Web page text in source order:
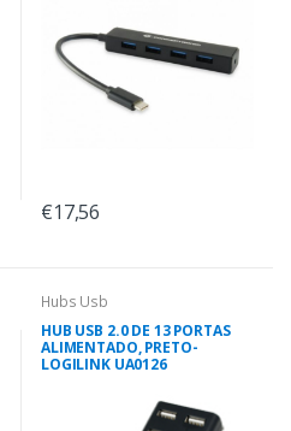
€17,56
Hubs Usb
HUB USB 2.0 DE 13 PORTAS
ALIMENTADO, PRETO-
LOGILINK UA0126